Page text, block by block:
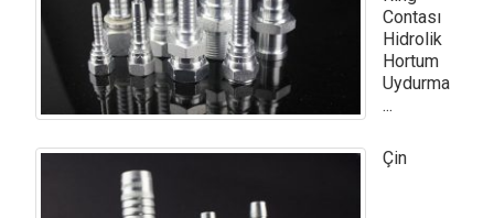
Contası
Hidrolik
Hortum
Uydurma
...
Çin